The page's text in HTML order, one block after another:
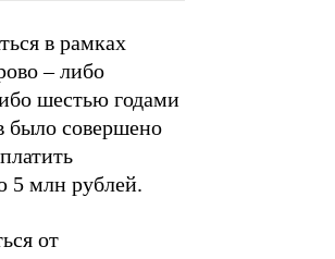
в рамках
– либо
шестью годами
было совершено
5 млн рублей.
от